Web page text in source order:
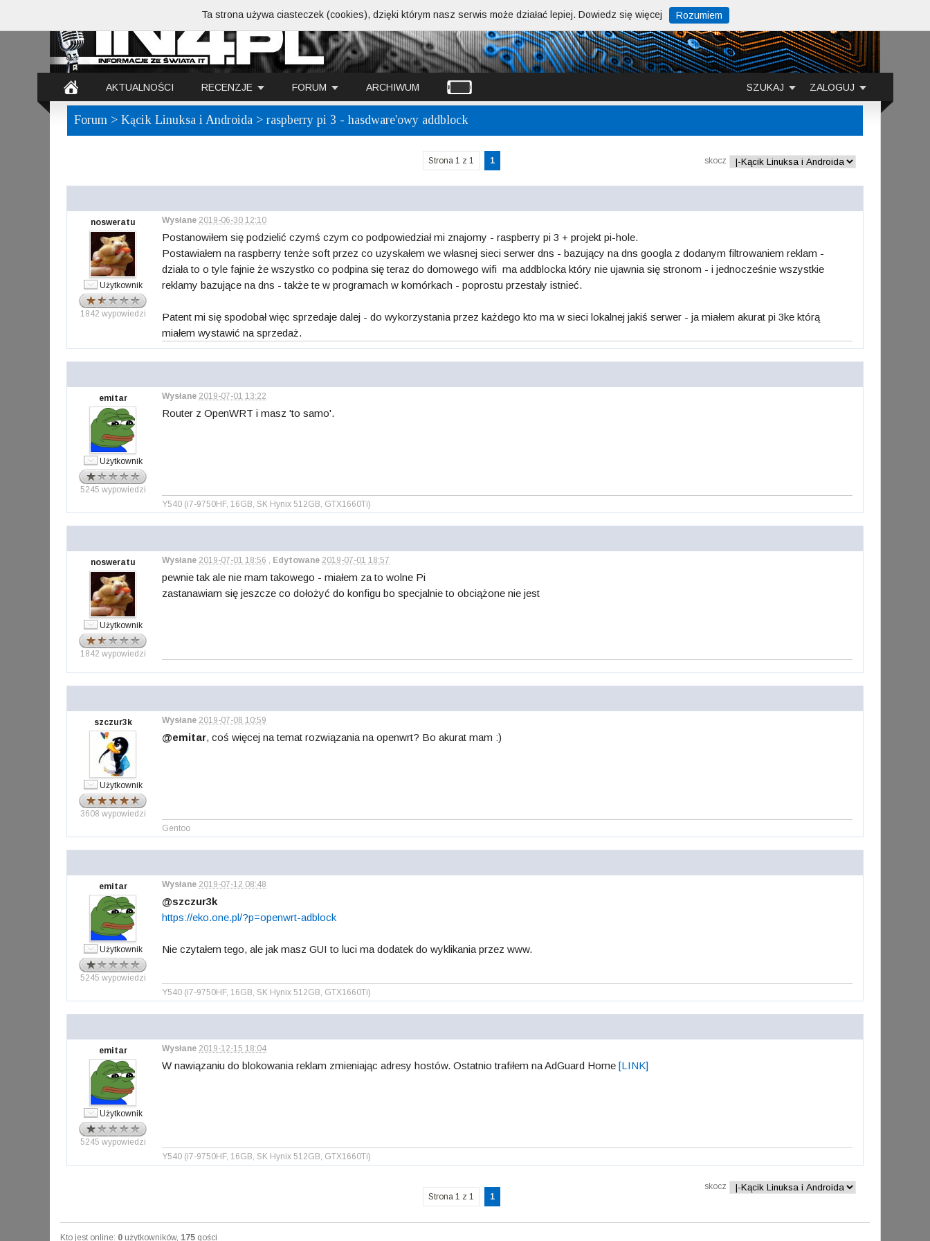
AKTUALNOŚCI RECENZJE FORUM ARCHIWUM ZALOGUJ
SZUKAJ
Forum > Kącik Linuksa i Androida > raspberry pi 3 - hasdware'owy addblock
Strona 1 z 1 1 skocz
nosweratu
Użytkownik
1842 wypowiedzi
Wysłane 2019-06-30 12:10
Postanowiłem się podzielić czymś czym co podpowiedział mi znajomy - raspberry pi 3 + projekt pi-hole.
Postawiałem na raspberry tenże soft przez co uzyskałem we własnej sieci serwer dns - bazujący na dns googla z dodanym filtrowaniem reklam -
działa to o tyle fajnie że wszystko co podpina się teraz do domowego wifi ma addblocka który nie ujawnia się stronom - i jednocześnie wszystkie
reklamy bazujące na dns - także te w programach w komórkach - poprostu przestały istnieć.
Patent mi się spodobał więc sprzedaje dalej - do wykorzystania przez każdego kto ma w sieci lokalnej jakiś serwer - ja miałem akurat pi 3ke którą
miałem wystawić na sprzedaż.
emitar
Użytkownik
5245 wypowiedzi
Wysłane 2019-07-01 13:22
Router z OpenWRT i masz 'to samo'.
Y540 (i7-9750HF, 16GB, SK Hynix 512GB, GTX1660Ti)
nosweratu
Użytkownik
1842 wypowiedzi
Wysłane 2019-07-01 18:56 , Edytowane 2019-07-01 18:57
pewnie tak ale nie mam takowego - miałem za to wolne Pi
zastanawiam się jeszcze co dołożyć do konfigu bo specjalnie to obciążone nie jest
szczur3k
Użytkownik
3608 wypowiedzi
Wysłane 2019-07-08 10:59
@emitar, coś więcej na temat rozwiązania na openwrt? Bo akurat mam :)
Gentoo
emitar
Użytkownik
5245 wypowiedzi
Wysłane 2019-07-12 08:48
@szczur3k
https://eko.one.pl/?p=openwrt-adblock
Nie czytałem tego, ale jak masz GUI to luci ma dodatek do wyklikania przez www.
Y540 (i7-9750HF, 16GB, SK Hynix 512GB, GTX1660Ti)
emitar
Użytkownik
5245 wypowiedzi
Wysłane 2019-12-15 18:04
W nawiązaniu do blokowania reklam zmieniając adresy hostów. Ostatnio trafiłem na AdGuard Home [LINK]
Y540 (i7-9750HF, 16GB, SK Hynix 512GB, GTX1660Ti)
Strona 1 z 1 1
skocz
Kto jest online: 0 użytkowników, 175 gości
Ta strona używa ciasteczek (cookies), dzięki którym nasz serwis może działać lepiej. Dowiedz się więcej Rozumiem